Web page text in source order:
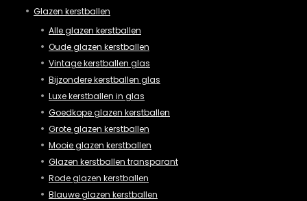
Glazen kerstballen
Alle glazen kerstballen
Oude glazen kerstballen
Vintage kerstballen glas
Bijzondere kerstballen glas
Luxe kerstballen in glas
Goedkope glazen kerstballen
Grote glazen kerstballen
Mooie glazen kerstballen
Glazen kerstballen transparant
Rode glazen kerstballen
Blauwe glazen kerstballen